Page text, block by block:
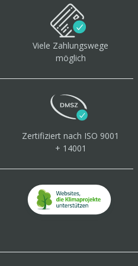
Viele Zahlungswege
möglich
Zertifiziert nach ISO 9001
+ 14001